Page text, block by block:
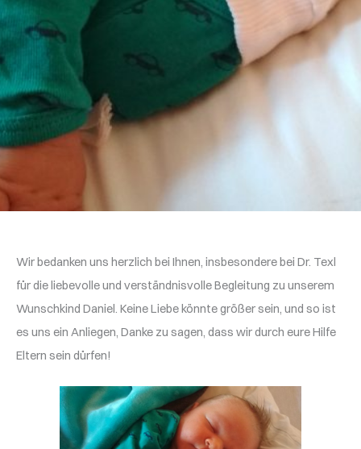
Wir bedanken uns herzlich bei Ihnen, insbesondere bei Dr. Texl
für die liebevolle und verständnisvolle Begleitung zu unserem
Wunschkind Daniel. Keine Liebe könnte größer sein, und so ist
es uns ein Anliegen, Danke zu sagen, dass wir durch eure Hilfe
Eltern sein dürfen!